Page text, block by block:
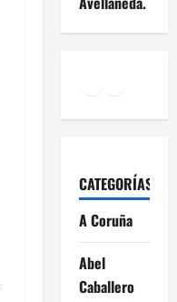
CATEGORÍAS
A Coruña
Abel
Caballero